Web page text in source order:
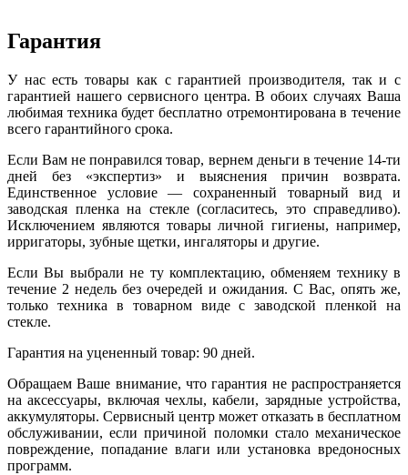
Гарантия
У нас есть товары как с гарантией производителя, так и с
гарантией нашего сервисного центра. В обоих случаях Ваша
любимая техника будет бесплатно отремонтирована в течение
всего гарантийного срока.
Если Вам не понравился товар, вернем деньги в течение 14-ти
дней без «экспертиз» и выяснения причин возврата.
Единственное условие — сохраненный товарный вид и
заводская пленка на стекле (согласитесь, это справедливо).
Исключением являются товары личной гигиены, например,
ирригаторы, зубные щетки, ингаляторы и другие.
Если Вы выбрали не ту комплектацию, обменяем технику в
течение 2 недель без очередей и ожидания. С Вас, опять же,
только техника в товарном виде с заводской пленкой на
стекле.
Гарантия на уцененный товар: 90 дней.
Обращаем Ваше внимание, что гарантия не распространяется
на аксессуары, включая чехлы, кабели, зарядные устройства,
аккумуляторы. Сервисный центр может отказать в бесплатном
обслуживании, если причиной поломки стало механическое
повреждение, попадание влаги или установка вредоносных
программ.